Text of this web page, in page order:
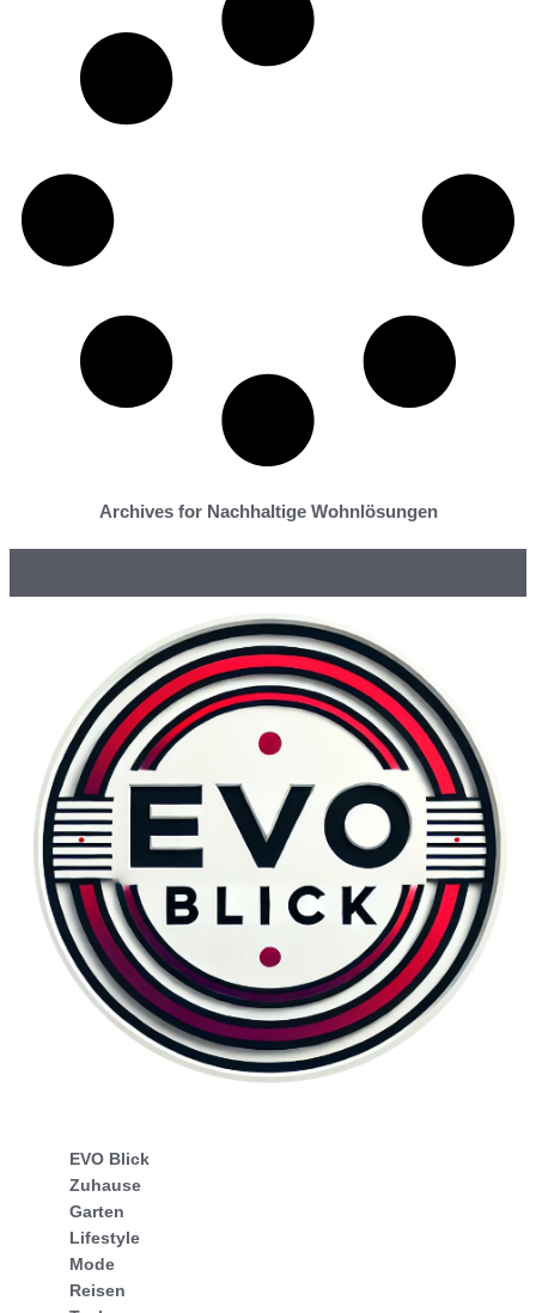
Archives for Nachhaltige Wohnlösungen
EVO Blick
Zuhause
Garten
Lifestyle
Mode
Reisen